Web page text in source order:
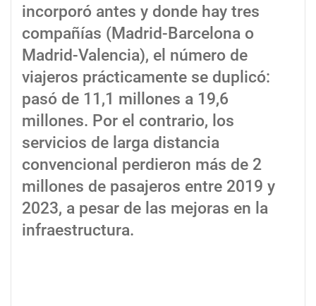
incorporó antes y donde hay tres
compañías (Madrid-Barcelona o
Madrid-Valencia), el número de
viajeros prácticamente se duplicó:
pasó de 11,1 millones a 19,6
millones. Por el contrario, los
servicios de larga distancia
convencional perdieron más de 2
millones de pasajeros entre 2019 y
2023, a pesar de las mejoras en la
infraestructura.